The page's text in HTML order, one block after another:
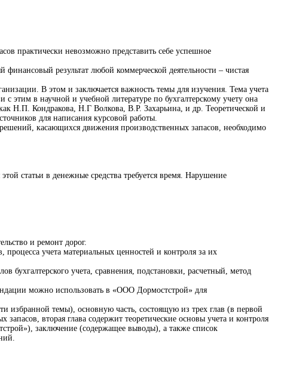
практически невозможно представить себе успешное
результат любой коммерческой деятельности – чистая
В этом и заключается важность темы для изучения. Тема учета
с этим в научной и учебной литературе по бухгалтерскому учету она
Н.П. Кондракова, Н.Г Волкова, В.Р. Захарьина, и др. Теоретической и
для написания курсовой работы.
касающихся движения производственных запасов, необходимо
статьи в денежные средства требуется время. Нарушение
и ремонт дорог.
процесса учета материальных ценностей и контроля за их
учета, сравнения, подстановки, расчетный, метод
можно использовать в «ООО Дормостстрой» для
избранной темы), основную часть, состоящую из трех глав (в первой
вторая глава содержит теоретические основы учета и контроля
заключение (содержащее выводы), а также список